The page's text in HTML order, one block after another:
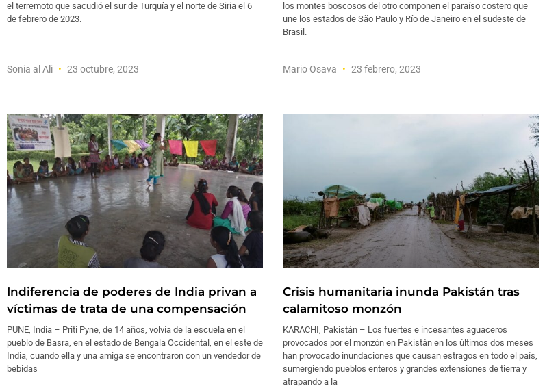
el terremoto que sacudió el sur de Turquía y el norte de Siria el 6
de febrero de 2023.
Sonia al Ali 23 octubre, 2023
los montes boscosos del otro componen el paraíso costero que
une los estados de São Paulo y Río de Janeiro en el sudeste de
Brasil.
Mario Osava 23 febrero, 2023
Indiferencia de poderes de India privan a
víctimas de trata de una compensación
PUNE, India – Priti Pyne, de 14 años, volvía de la escuela en el
pueblo de Basra, en el estado de Bengala Occidental, en el este de
India, cuando ella y una amiga se encontraron con un vendedor de
bebidas
Crisis humanitaria inunda Pakistán tras
calamitoso monzón
KARACHI, Pakistán – Los fuertes e incesantes aguaceros
provocados por el monzón en Pakistán en los últimos dos meses
han provocado inundaciones que causan estragos en todo el país,
sumergiendo pueblos enteros y grandes extensiones de tierra y
atrapando a la